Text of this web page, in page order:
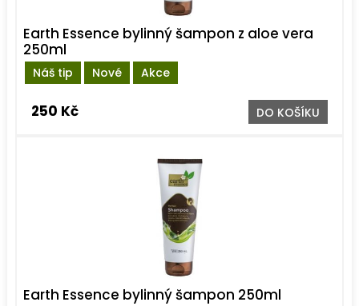
Náš tip Nové Akce
Earth Essence bylinný šampon z aloe vera
250ml
250 Kč DO KOŠÍKU
Earth Essence bylinný šampon 250ml